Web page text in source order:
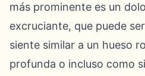
más prominente es un
excruciante, que puede
siente similar a un hueso
profunda o incluso como